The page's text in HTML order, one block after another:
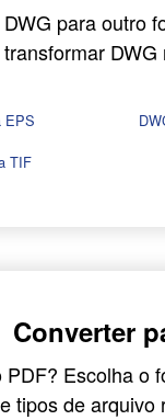
para outro
EPS
TIF
Converter
Escolha o
tipos de arquivo